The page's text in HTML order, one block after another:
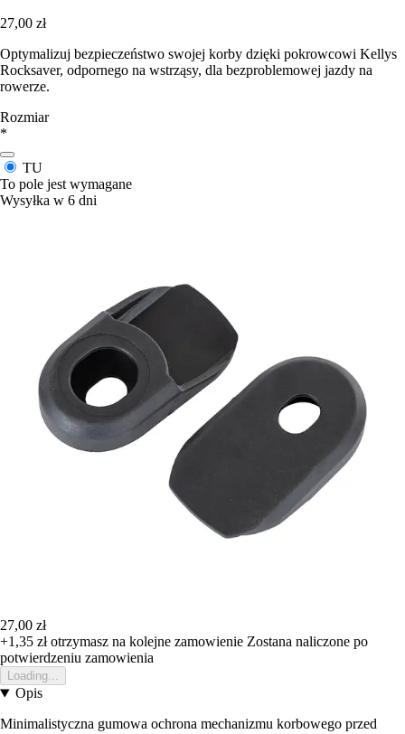
27,00 zł
Optymalizuj bezpieczeństwo swojej korby dzięki pokrowcowi Kellys
Rocksaver, odpornego na wstrząsy, dla bezproblemowej jazdy na
rowerze.
Rozmiar
*
TU
To pole jest wymagane
Wysyłka w 6 dni
27,00 zł
+1,35 złotrzymasz na kolejne zamowienie Zostana naliczone po
potwierdzeniu zamowienia
Loading...
Opis
Minimalistyczna gumowa ochrona mechanizmu korbowego przed